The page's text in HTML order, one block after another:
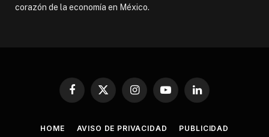
corazón de la economía en México.
Facebook
X
InstagramYouTubeLinkedIn
HOME AVISO DE PRIVACIDAD PUBLICIDAD